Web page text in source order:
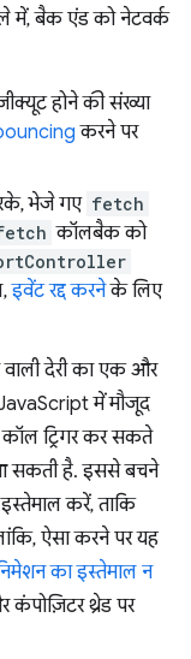
में, बैक एंड को नेटवर्क
होने की संख्या
करने पर
भेजे गए fetch
कॉलबैक को
इवेंट रद्द करनेके लिए
देरी का एक और
में मौजूद
कॉल ट्रिगर कर सकते
सकती है. इससे बचने
करें, ताकि
ऐसा करने पर यह
का इस्तेमाल न
थ्रेड पर